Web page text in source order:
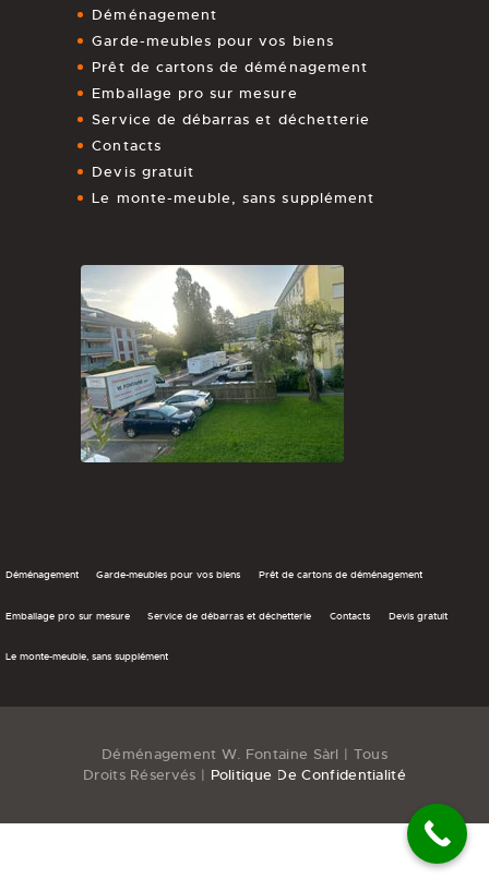
Déménagement
Garde-meubles pour vos biens
Prêt de cartons de déménagement
Emballage pro sur mesure
Service de débarras et déchetterie
Contacts
Devis gratuit
Le monte-meuble, sans supplément
Déménagement Garde-meubles pour vos biens Prêt de cartons de déménagement
Emballage pro sur mesure Service de débarras et déchetterie Contacts Devis gratuit
Le monte-meuble, sans supplément
Déménagement W. Fontaine Sàrl | Tous
Droits Réservés | Politique De Confidentialité